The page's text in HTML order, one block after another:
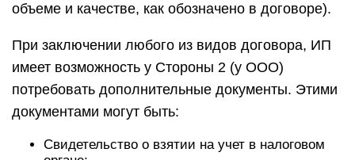
объеме и качестве, как обозначено в договоре).
При заключении любого из видов договора, ИП
имеет возможность у Стороны 2 (у ООО)
потребовать дополнительные документы. Этими
документами могут быть:
Свидетельство о взятии на учет в налоговом